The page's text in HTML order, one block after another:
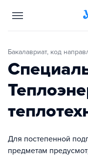
Бакалавриат, код
Для постепенной
предметам